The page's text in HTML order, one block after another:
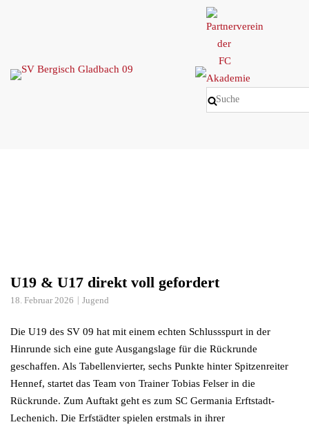
U19 & U17 direkt voll gefordert
18. Februar 2026 Jugend
Die U19 des SV 09 hat mit einem echten Schlussspurt in der
Hinrunde sich eine gute Ausgangslage für die Rückrunde
geschaffen. Als Tabellenvierter, sechs Punkte hinter Spitzenreiter
Hennef, startet das Team von Trainer Tobias Felser in die
Rückrunde. Zum Auftakt geht es zum SC Germania Erftstadt-
Lechenich. Die Erfstädter spielen erstmals in ihrer